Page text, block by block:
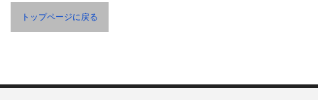
トップページに戻る